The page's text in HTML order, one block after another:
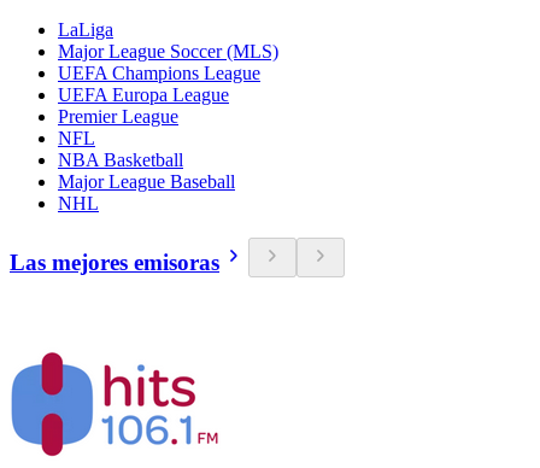
LaLiga
Major League Soccer (MLS)
UEFA Champions League
UEFA Europa League
Premier League
NFL
NBA Basketball
Major League Baseball
NHL
Las mejores emisoras